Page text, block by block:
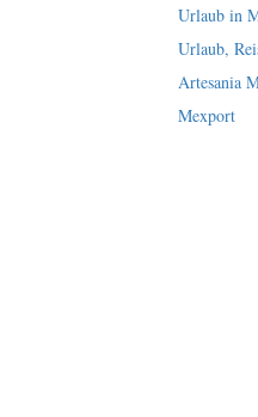
Urlaub in
Urlaub,
Artesania
Mexport